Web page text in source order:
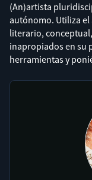
(An)artista
autónomo. Utiliza
literario,
inapropiados en su
herramientas y